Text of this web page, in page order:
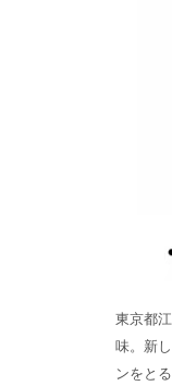
東京都
味。新
ンをと